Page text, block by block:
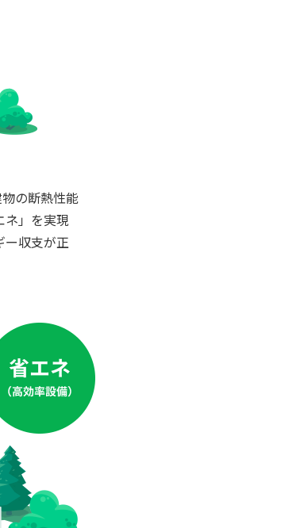
の断熱性能
ネ」を実現
ー収支が正